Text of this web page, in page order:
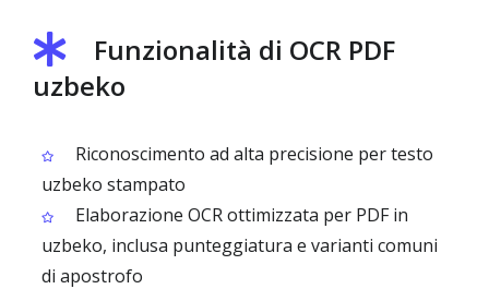
Funzionalità di OCR PDF
uzbeko
Riconoscimento ad alta precisione per testo
uzbeko stampato
Elaborazione OCR ottimizzata per PDF in
uzbeko, inclusa punteggiatura e varianti comuni
di apostrofo